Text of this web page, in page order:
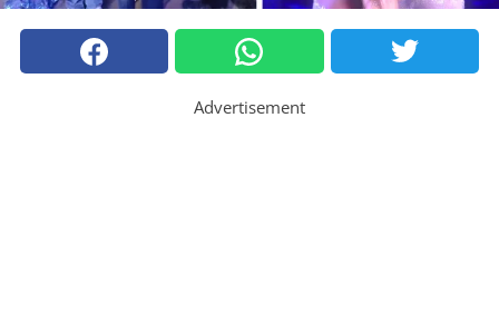
Advertisement